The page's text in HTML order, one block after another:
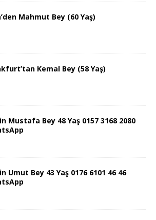
Mahmut Bey (60 Yaş)
Kemal Bey (58 Yaş)
Mustafa Bey 48 Yaş 0157 3168 2080
Umut Bey 43 Yaş 0176 6101 46 46